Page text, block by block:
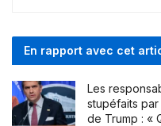
En rapport avec cet
Les
stupéfaits
de Trump : «